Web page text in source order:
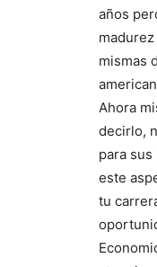
años
mismas
Ahora
decirlo,
para
este
tu